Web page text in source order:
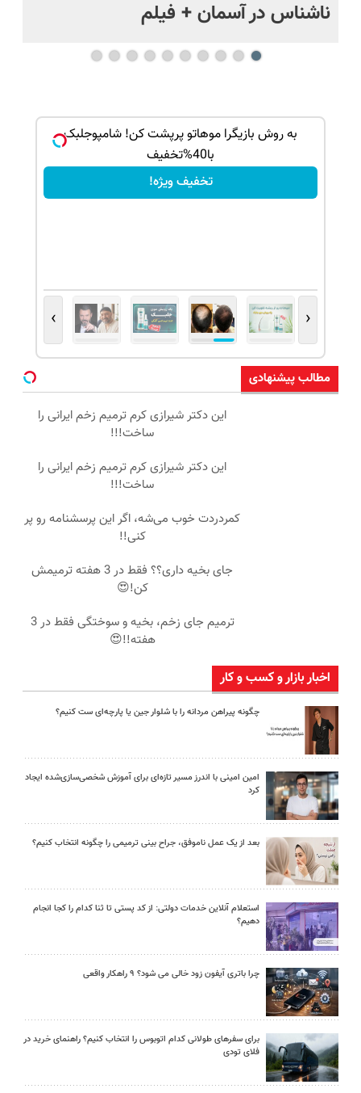
ناشناس در آسمان + فیلم
به روش بازیگرا موهاتو پرپشت کن! شامپوجلبک
با40%تخفیف
تخفیف ویژه!
‹
›
مطالب پیشنهادی
این دکتر شیرازی کرم ترمیم زخم ایرانی را
ساخت!!!
این دکتر شیرازی کرم ترمیم زخم ایرانی را
ساخت!!!
کمردردت خوب می‌شه، اگر این پرسشنامه رو پر
کنی!!
جای بخیه داری؟؟ فقط در 3 هفته ترمیمش
کن!😍
ترمیم جای زخم، بخیه و سوختگی فقط در 3
هفته!!😍
اخبار بازار و کسب و کار
چگونه پیراهن مردانه را با شلوار جین یا پارچه‌ای ست کنیم؟
امین امینی با اندرز مسیر تازه‌ای برای آموزش شخصی‌سازی‌شده ایجاد
کرد
بعد از یک عمل ناموفق، جراح بینی ترمیمی را چگونه انتخاب کنیم؟
استعلام آنلاین خدمات دولتی: از کد پستی تا ثنا کدام را کجا انجام
دهیم؟
چرا باتری آیفون زود خالی می شود؟ ۹ راهکار واقعی
برای سفرهای طولانی کدام اتوبوس را انتخاب کنیم؟ راهنمای خرید در
فلای تودی